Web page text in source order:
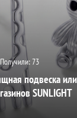
Получили:73
подвеска
SUNLIGHT